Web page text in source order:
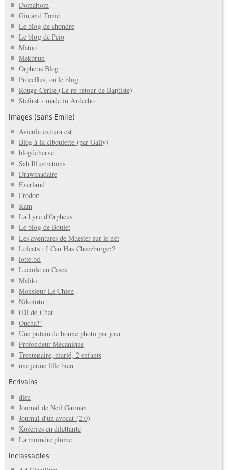
Domahom
Gin and Tonic
Le blog de chondre
Le blog de Peio
Matoo
Mekbrun
Orpheus Blog
Procellus, ou le blog
Rouge Cerise (Le re-retour de Baptiste)
Stefirst - made in Ardecho
Images (sans Emile)
Avicula exitura est
Blog à la ciboulette (par Gally)
blogdehervé
Sab Illustrations
Drawmadaire
Everland
Frodon
Kam
La Lyre d'Orpheus
Le blog de Boulet
Les aventures de Maester sur le net
Lolcats : I Can Has Cheezburger?
lotte.bd
Luciole en Cases
Maliki
Monsieur Le Chien
Nikofoto
Œil de Chat
Oucha!!
Une putain de bonne photo par jour
Profondeur Mecanique
Trentenaire, marié, 2 enfants
une jeune fille bien
Ecrivains
dieu
Journal de Neil Gaiman
Journal d'un avocat (2.0)
Kozeries en dilettante
La moindre plume
Inclassables